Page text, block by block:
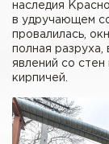
наследия
в удручающем
провалилась,
полная
явлений со
кирпичей.